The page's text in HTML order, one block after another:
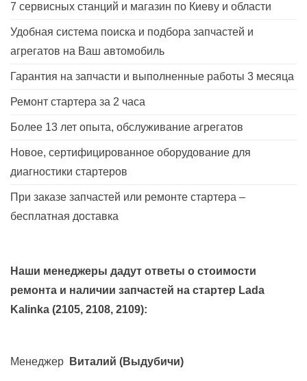
7 сервисных станций и магазин по Киеву и области
Удобная система поиска и подбора запчастей и
агрегатов на Ваш автомобиль
Гарантия на запчасти и выполненные работы 3 месяца
Ремонт стартера за 2 часа
Более 13 лет опыта, обслуживание агрегатов
Новое, сертифицированное оборудование для
диагностики стартеров
При заказе запчастей или ремонте стартера –
бесплатная доставка
Наши менеджеры дадут ответы о стоимости
ремонта и наличии запчастей на стартер Lada
Kalinka (2105, 2108, 2109):
Менеджер Виталий (Выдубичи)